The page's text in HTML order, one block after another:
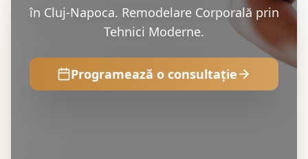
în Cluj-Napoca. Remodelare Corporală prin
Tehnici Moderne.
Programează o consultație